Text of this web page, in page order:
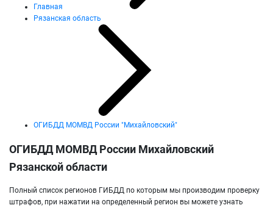
Главная
Рязанская область
ОГИБДД МОМВД России "Михайловский"
ОГИБДД МОМВД России Михайловский
Рязанской области
Полный список регионов ГИБДД по которым мы производим проверку
штрафов, при нажатии на определенный регион вы можете узнать